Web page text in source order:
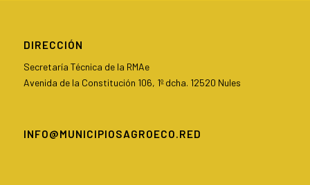
DIRECCIÓN
Secretaría Técnica de la RMAe
Avenida de la Constitución 106, 1º dcha. 12520 Nules
INFO@MUNICIPIOSAGROECO.RED